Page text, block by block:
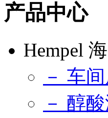
产品中心
Hempel
－ 车
－ 醇